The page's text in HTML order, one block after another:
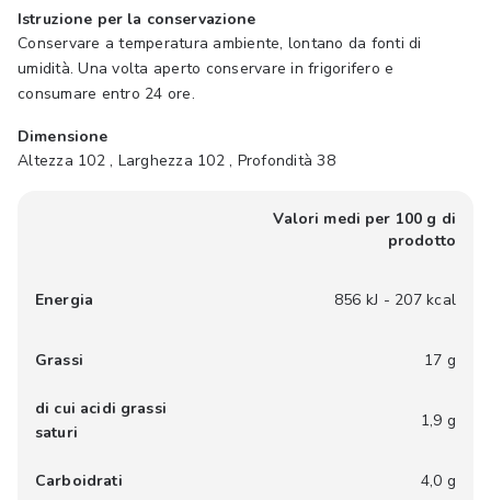
Istruzione per la conservazione
Conservare a temperatura ambiente, lontano da fonti di
umidità. Una volta aperto conservare in frigorifero e
consumare entro 24 ore.
Dimensione
Altezza 102 , Larghezza 102 , Profondità 38
Valori medi per 100 g di
prodotto
Energia 856 kJ - 207 kcal
Grassi 17 g
di cui acidi grassi
saturi
1,9 g
Carboidrati 4,0 g